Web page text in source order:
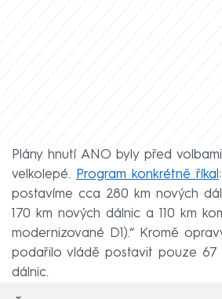
Plány hnutí ANO byly před
velkolepé. Program konkrétně říkal
postavíme cca 280 km nových
170 km nových dálnic a 110 km
modernizované D1).“ Kromě
podařilo vládě postavit pouze 67
dálnic.